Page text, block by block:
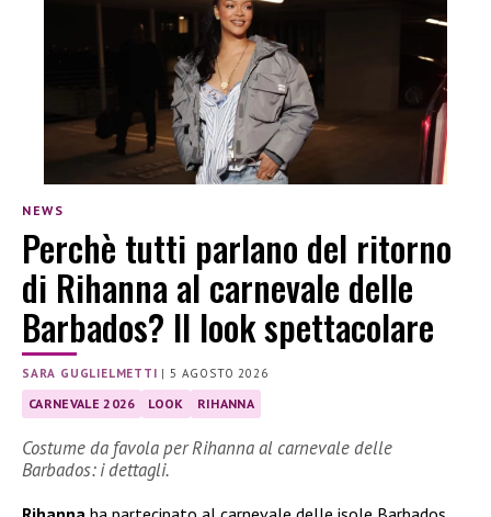
NEWS
Perchè tutti parlano del ritorno
di Rihanna al carnevale delle
Barbados? Il look spettacolare
SARA GUGLIELMETTI |5 AGOSTO 2026
CARNEVALE 2026 LOOK RIHANNA
Costume da favola per Rihanna al carnevale delle
Barbados: i dettagli.